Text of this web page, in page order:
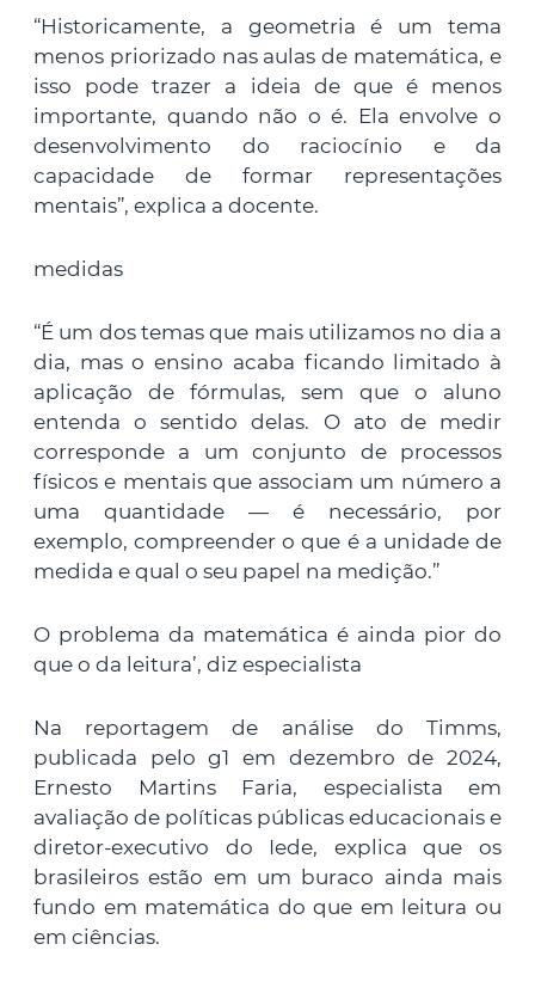
“Historicamente, a geometria é um tema
menos priorizado nas aulas de matemática, e
isso pode trazer a ideia de que é menos
importante, quando não o é. Ela envolve o
desenvolvimento do raciocínio e da
capacidade de formar representações
mentais”, explica a docente.
medidas
“É um dos temas que mais utilizamos no dia a
dia, mas o ensino acaba ficando limitado à
aplicação de fórmulas, sem que o aluno
entenda o sentido delas. O ato de medir
corresponde a um conjunto de processos
físicos e mentais que associam um número a
uma quantidade — é necessário, por
exemplo, compreender o que é a unidade de
medida e qual o seu papel na medição.”
O problema da matemática é ainda pior do
que o da leitura’, diz especialista
Na reportagem de análise do Timms,
publicada pelo g1 em dezembro de 2024,
Ernesto Martins Faria, especialista em
avaliação de políticas públicas educacionais e
diretor-executivo do Iede, explica que os
brasileiros estão em um buraco ainda mais
fundo em matemática do que em leitura ou
em ciências.